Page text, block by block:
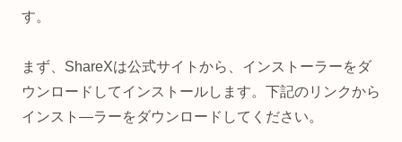
す。
まず、ShareXは公式サイトから、インストーラーをダ
ウンロードしてインストールします。下記のリンクから
インスト―ラーをダウンロードしてください。